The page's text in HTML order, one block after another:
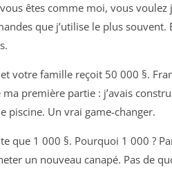
êtes comme moi, vous voulez
que j’utilise le plus souvent.
votre famille reçoit 50 000 §.
ma première partie : j’avais
piscine. Un vrai game-changer.
que 1 000 §. Pourquoi 1 000 ?
un nouveau canapé. Pas de